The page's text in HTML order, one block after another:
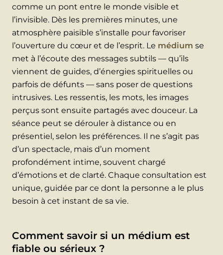
comme un pont entre le monde visible et
l’invisible. Dès les premières minutes, une
atmosphère paisible s’installe pour favoriser
l’ouverture du cœur et de l’esprit. Le médium se
met à l’écoute des messages subtils — qu’ils
viennent de guides, d’énergies spirituelles ou
parfois de défunts — sans poser de questions
intrusives. Les ressentis, les mots, les images
perçus sont ensuite partagés avec douceur. La
séance peut se dérouler à distance ou en
présentiel, selon les préférences. Il ne s’agit pas
d’un spectacle, mais d’un moment
profondément intime, souvent chargé
d’émotions et de clarté. Chaque consultation est
unique, guidée par ce dont la personne a le plus
besoin à cet instant de sa vie.
Comment savoir si un médium est
fiable ou sérieux ?